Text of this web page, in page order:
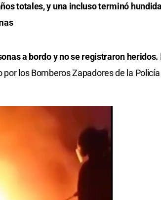
totales, y una incluso terminó
a bordo y no se registraron heridos.
los Bomberos Zapadores de la